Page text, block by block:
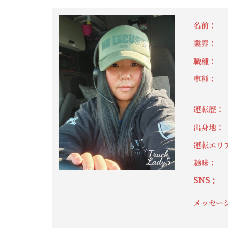
名前： 海音
業界：
53フ
職種：
食品
車種：
2020
運転歴：
3ヶ月
出身地：
神奈
運転エリア：
アメ
趣味：
料理
アメ